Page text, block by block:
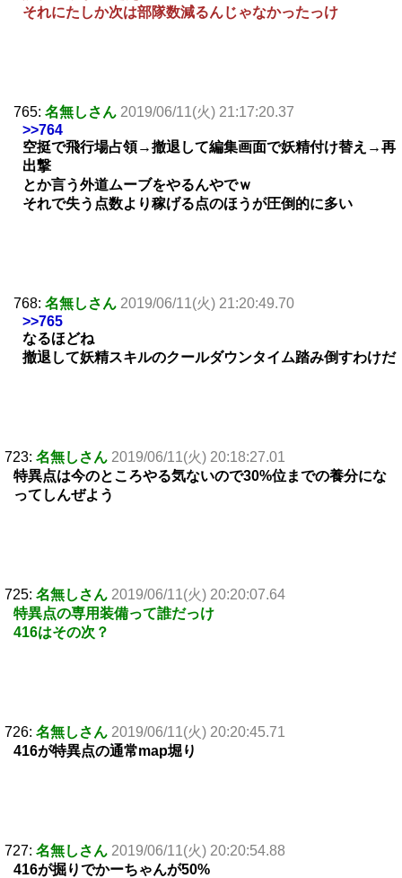
それにたしか次は部隊数減るんじゃなかったっけ
765: 名無しさん 2019/06/11(火) 21:17:20.37
>>764
空挺で飛行場占領→撤退して編集画面で妖精付け替え→再
出撃
とか言う外道ムーブをやるんやでｗ
それで失う点数より稼げる点のほうが圧倒的に多い
768: 名無しさん 2019/06/11(火) 21:20:49.70
>>765
なるほどね
撤退して妖精スキルのクールダウンタイム踏み倒すわけだ
723: 名無しさん 2019/06/11(火) 20:18:27.01
特異点は今のところやる気ないので30%位までの養分にな
ってしんぜよう
725: 名無しさん 2019/06/11(火) 20:20:07.64
特異点の専用装備って誰だっけ
416はその次？
726: 名無しさん 2019/06/11(火) 20:20:45.71
416が特異点の通常map堀り
727: 名無しさん 2019/06/11(火) 20:20:54.88
416が掘りでかーちゃんが50%